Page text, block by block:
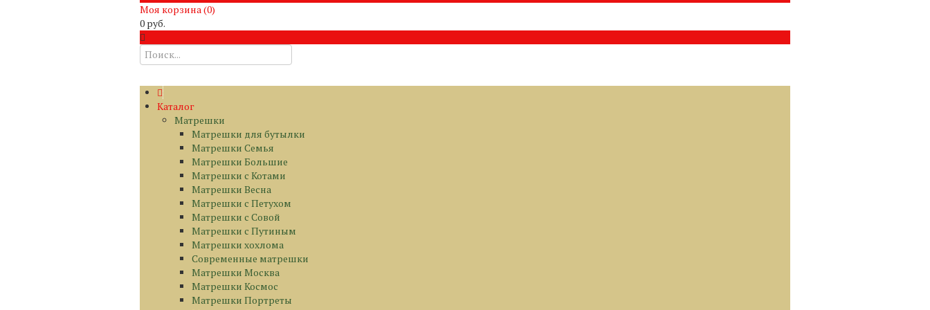
Моя корзина (0)
0 руб.
Каталог
Матрешки
Матрешки для бутылки
Матрешки Семья
Матрешки Большие
Матрешки с Котами
Матрешки Весна
Матрешки с Петухом
Матрешки с Совой
Матрешки с Путиным
Матрешки хохлома
Современные матрешки
Матрешки Москва
Матрешки Космос
Матрешки Портреты